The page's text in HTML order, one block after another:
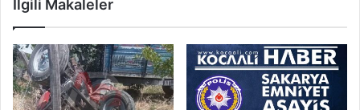
İlgili Makaleler